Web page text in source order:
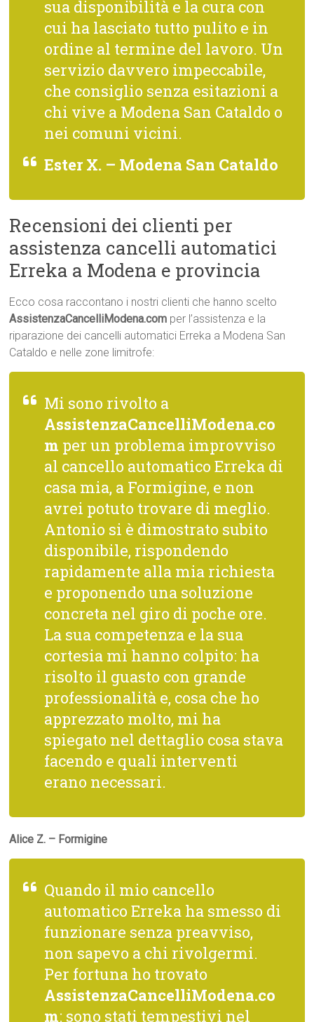
sua disponibilità e la cura con
cui ha lasciato tutto pulito e in
ordine al termine del lavoro. Un
servizio davvero impeccabile,
che consiglio senza esitazioni a
chi vive a Modena San Cataldo o
nei comuni vicini.
Ester X. – Modena San Cataldo
Recensioni dei clienti per
assistenza cancelli automatici
Erreka a Modena e provincia
Ecco cosa raccontano i nostri clienti che hanno scelto
AssistenzaCancelliModena.com per l’assistenza e la
riparazione dei cancelli automatici Erreka a Modena San
Cataldo e nelle zone limitrofe:
Mi sono rivolto a
AssistenzaCancelliModena.co
m per un problema improvviso
al cancello automatico Erreka di
casa mia, a Formigine, e non
avrei potuto trovare di meglio.
Antonio si è dimostrato subito
disponibile, rispondendo
rapidamente alla mia richiesta
e proponendo una soluzione
concreta nel giro di poche ore.
La sua competenza e la sua
cortesia mi hanno colpito: ha
risolto il guasto con grande
professionalità e, cosa che ho
apprezzato molto, mi ha
spiegato nel dettaglio cosa stava
facendo e quali interventi
erano necessari.
Alice Z. – Formigine
Quando il mio cancello
automatico Erreka ha smesso di
funzionare senza preavviso,
non sapevo a chi rivolgermi.
Per fortuna ho trovato
AssistenzaCancelliModena.co
m: sono stati tempestivi nel